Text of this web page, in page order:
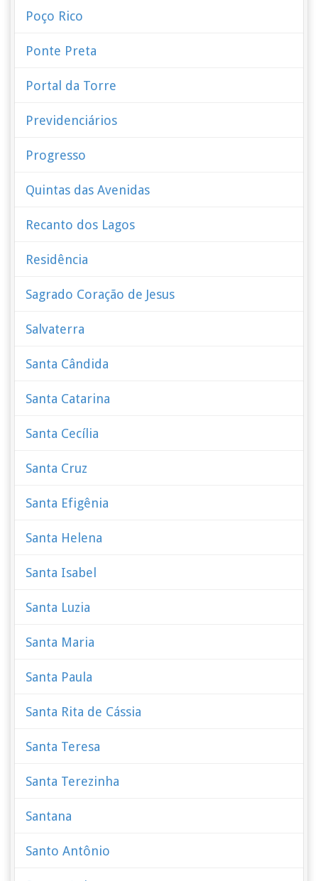
Poço Rico
Ponte Preta
Portal da Torre
Previdenciários
Progresso
Quintas das Avenidas
Recanto dos Lagos
Residência
Sagrado Coração de Jesus
Salvaterra
Santa Cândida
Santa Catarina
Santa Cecília
Santa Cruz
Santa Efigênia
Santa Helena
Santa Isabel
Santa Luzia
Santa Maria
Santa Paula
Santa Rita de Cássia
Santa Teresa
Santa Terezinha
Santana
Santo Antônio